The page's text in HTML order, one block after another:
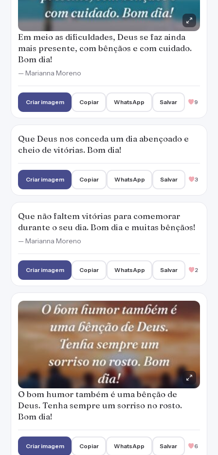
cheio de vitórias. Bom dia!
Criar imagem Copiar WhatsApp Salvar
Que não faltem vitórias para comemorar
— Marianna Moreno
Criar imagem Copiar WhatsApp Salvar 2
Deus. Tenha sempre um sorriso no rosto.
Bom dia!
Criar imagem Copiar WhatsApp Salvar 6
Que a vida se encarregue das coisas que nos
fogem do controle, e que sejamos felizes
independente do que aconteça. Bom dia
abençoado!
Criar imagem WhatsApp
Que seu dia seja produtivo e que você possa
fazer mais do que realmente gosta. Tenha um